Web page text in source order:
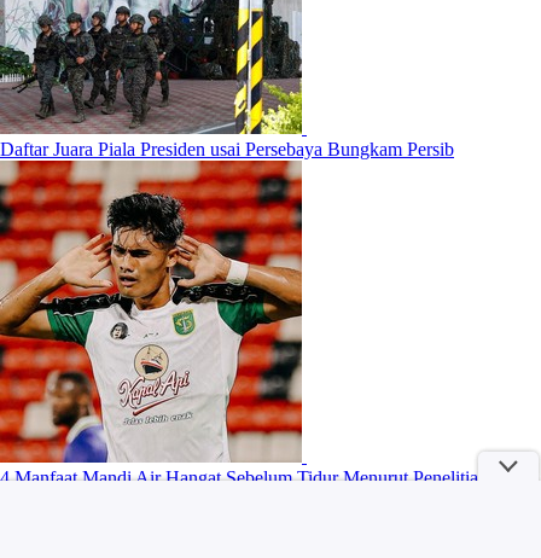
Daftar Juara Piala Presiden usai Persebaya Bungkam Persib
4 Manfaat Mandi Air Hangat Sebelum Tidur Menurut Penelitian